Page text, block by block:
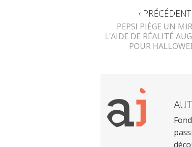
‹ PRÉCÉDENT
PEPSI PIÈGE UN
L’AIDE DE RÉALITÉ
POUR